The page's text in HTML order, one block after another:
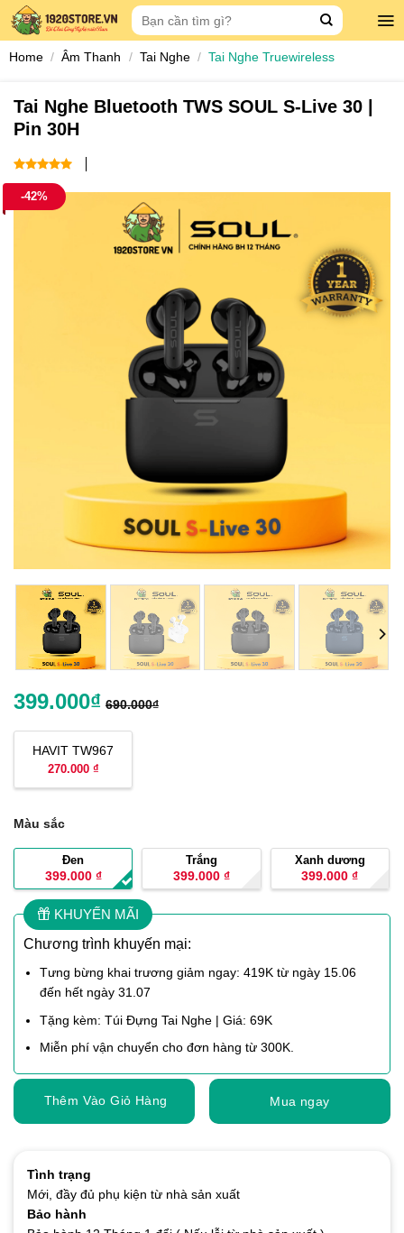
Skip
content
Search
for:
Home / Âm Thanh / Tai Nghe / Tai Nghe Truewireless
Tai Nghe Bluetooth TWS SOUL S-Live 30 |
Pin 30H
5out of 5
-42%
399.000₫ 690.000₫
Màu sắc
Đen
399.000 ₫
Trắng
399.000 ₫
Xanh dương
399.000₫
HAVIT TW967
270.000 ₫
KHUYẾN MÃI
Chương trình khuyến mại:
Tưng bừng khai trương giảm ngay: 419K từ ngày 15.06
đến hết ngày 31.07
Tặng kèm: Túi Đựng Tai Nghe | Giá: 69K
Miễn phí vận chuyển cho đơn hàng từ 300K.
Thêm Vào Giỏ Hàng Mua ngay
Tình trạng
Mới, đầy đủ phụ kiện từ nhà sản xuất
Bảo hành